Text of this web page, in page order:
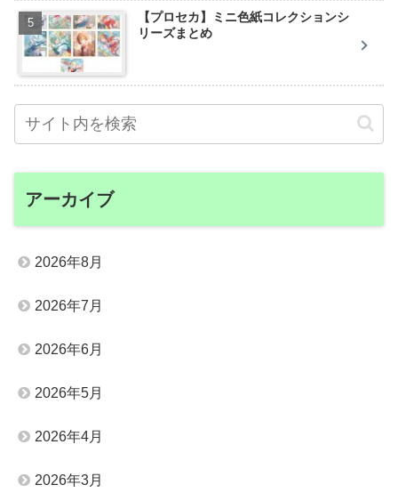
【プロセカ】ミニ色紙コレクションシ
リーズまとめ
アーカイブ
2026年8月
2026年7月
2026年6月
2026年5月
2026年4月
2026年3月